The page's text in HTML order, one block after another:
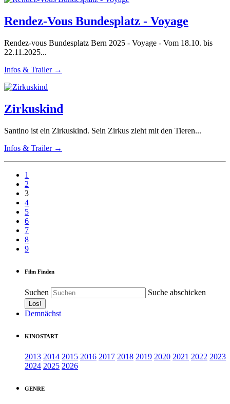
Rendez-Vous Bundesplatz - Voyage
Rendez-vous Bundesplatz Bern 2025 - Voyage - Vom 18.10. bis
22.11.2025...
Infos & Trailer →
Zirkuskind
Santino ist ein Zirkuskind. Sein Zirkus zieht mit den Tieren...
Infos & Trailer →
1
2
3
4
5
6
7
8
9
Film Finden
Suchen Suche abschicken
Demnächst
KINOSTART
2013 2014 2015 2016 2017 2018 2019 2020 2021 2022 2023
2024 2025 2026
GENRE